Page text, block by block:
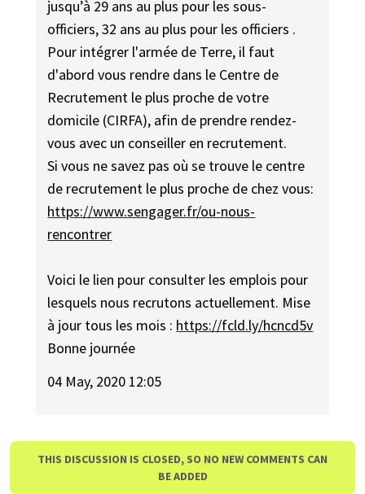
jusqu’à 29 ans au plus pour les sous-
officiers, 32 ans au plus pour les officiers .
Pour intégrer l'armée de Terre, il faut
d'abord vous rendre dans le Centre de
Recrutement le plus proche de votre
domicile (CIRFA), afin de prendre rendez-
vous avec un conseiller en recrutement.
Si vous ne savez pas où se trouve le centre
de recrutement le plus proche de chez vous:
https://www.sengager.fr/ou-nous-
rencontrer
Voici le lien pour consulter les emplois pour
lesquels nous recrutons actuellement. Mise
à jour tous les mois : https://fcld.ly/hcncd5v
Bonne journée
04 May, 2020 12:05
THIS DISCUSSION IS CLOSED, SO NO NEW COMMENTS CAN
BE ADDED